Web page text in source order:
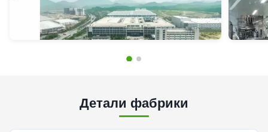
Детали фабрики